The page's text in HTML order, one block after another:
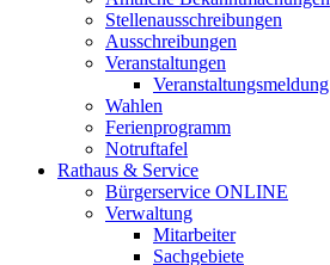
Stellenausschreibungen
Ausschreibungen
Veranstaltungen
Veranstaltungsmeldung
Wahlen
Ferienprogramm
Notruftafel
Rathaus & Service
Bürgerservice ONLINE
Verwaltung
Mitarbeiter
Sachgebiete